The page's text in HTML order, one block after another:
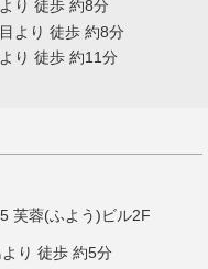
り 徒歩 約8分
より 徒歩 約8分
り 徒歩 約11分
芙蓉(ふよう)ビル2F
り 徒歩 約5分